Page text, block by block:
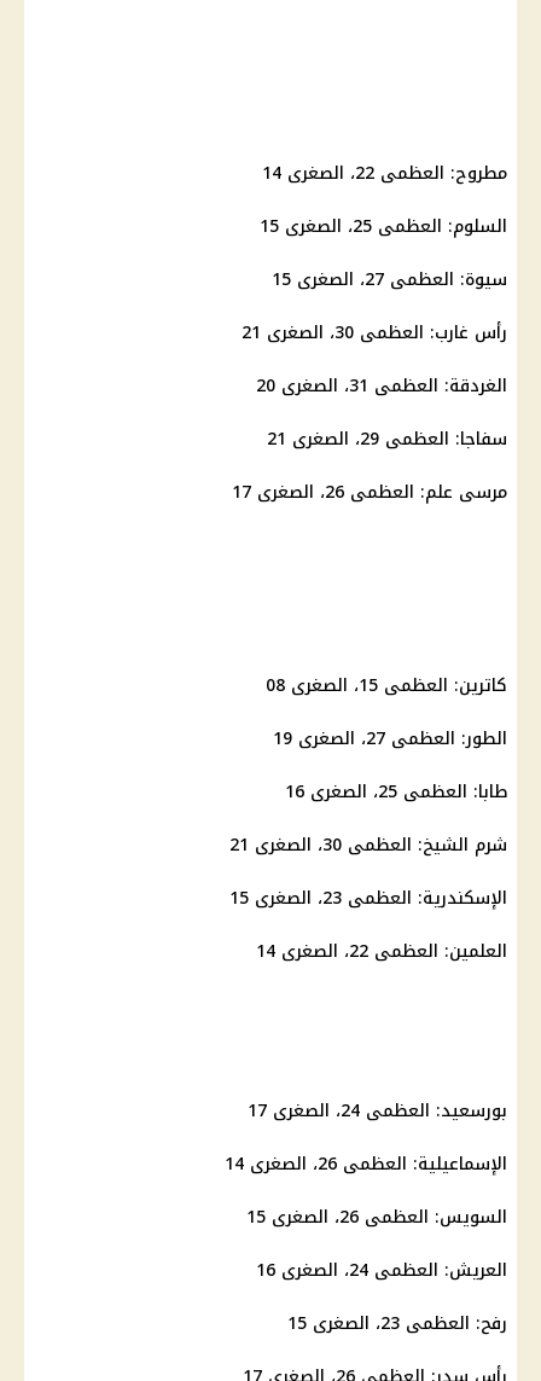
مطروح: العظمى 22، الصغرى 14
السلوم: العظمى 25، الصغرى 15
سيوة: العظمى 27، الصغرى 15
رأس غارب: العظمى 30، الصغرى 21
الغردقة: العظمى 31، الصغرى 20
سفاجا: العظمى 29، الصغرى 21
مرسى علم: العظمى 26، الصغرى 17
كاترين: العظمى 15، الصغرى 08
الطور: العظمى 27، الصغرى 19
طابا: العظمى 25، الصغرى 16
شرم الشيخ: العظمى 30، الصغرى 21
الإسكندرية: العظمى 23، الصغرى 15
العلمين: العظمى 22، الصغرى 14
بورسعيد: العظمى 24، الصغرى 17
الإسماعيلية: العظمى 26، الصغرى 14
السويس: العظمى 26، الصغرى 15
العريش: العظمى 24، الصغرى 16
رفح: العظمى 23، الصغرى 15